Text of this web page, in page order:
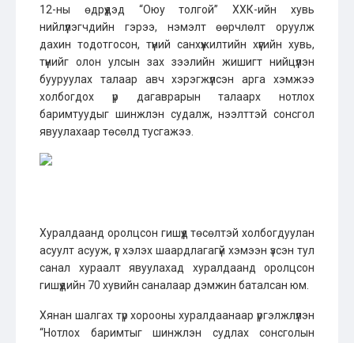
12-ны өдрүүдэд “Оюу толгой” ХХК-ийн хувь
нийлүүлэгчдийн гэрээ, нэмэлт өөрчлөлт оруулж
дахин тодотгосон, түүний санхүүжилтийн хүүгийн хувь,
түүнийг олон улсын зах зээлийн жишигт нийцүүлэн
бууруулах талаар авч хэрэгжүүлсэн арга хэмжээ
холбогдох үр дагаврарын талаарх нотлох
баримтуудыг шинжлэн судалж, нээлттэй сонсгол
явуулахаар төсөлд тусгажээ.
Хуралдаанд оролцсон гишүүд төсөлтэй холбогдуулан
асуулт асууж, үг хэлэх шаардлагагүй хэмээн үзсэн тул
санал хураалт явуулахад хуралдаанд оролцсон
гишүүдийн 70 хувийн саналаар дэмжин баталсан юм.
Хянан шалгах түр хорооны хуралдаанаар үргэлжлүүлэн
“Нотлох баримтыг шинжлэн судлах сонсголын